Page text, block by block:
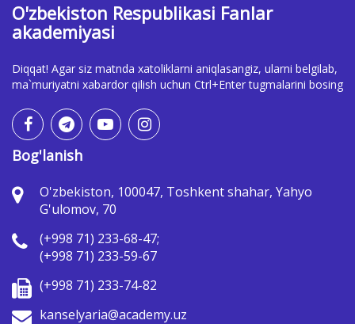
O'zbekiston Respublikasi Fanlar
akademiyasi
Diqqat! Agar siz matnda xatoliklarni aniqlasangiz, ularni belgilab,
ma`muriyatni xabardor qilish uchun Ctrl+Enter tugmalarini bosing
Bog'lanish
O'zbekiston, 100047, Toshkent shahar, Yahyo
G'ulomov, 70
(+998 71) 233-68-47;
(+998 71) 233-59-67
(+998 71) 233-74-82
kanselyaria@academy.uz